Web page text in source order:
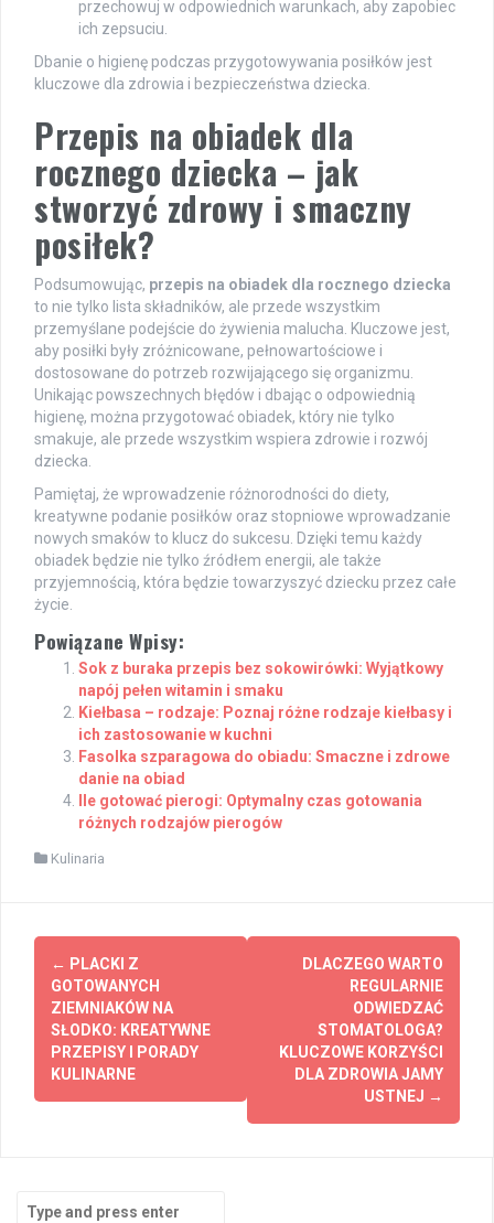
przechowuj w odpowiednich warunkach, aby zapobiec
ich zepsuciu.
Dbanie o higienę podczas przygotowywania posiłków jest
kluczowe dla zdrowia i bezpieczeństwa dziecka.
Przepis na obiadek dla
rocznego dziecka – jak
stworzyć zdrowy i smaczny
posiłek?
Podsumowując, przepis na obiadek dla rocznego dziecka
to nie tylko lista składników, ale przede wszystkim
przemyślane podejście do żywienia malucha. Kluczowe jest,
aby posiłki były zróżnicowane, pełnowartościowe i
dostosowane do potrzeb rozwijającego się organizmu.
Unikając powszechnych błędów i dbając o odpowiednią
higienę, można przygotować obiadek, który nie tylko
smakuje, ale przede wszystkim wspiera zdrowie i rozwój
dziecka.
Pamiętaj, że wprowadzenie różnorodności do diety,
kreatywne podanie posiłków oraz stopniowe wprowadzanie
nowych smaków to klucz do sukcesu. Dzięki temu każdy
obiadek będzie nie tylko źródłem energii, ale także
przyjemnością, która będzie towarzyszyć dziecku przez całe
życie.
Powiązane Wpisy:
Sok z buraka przepis bez sokowirówki: Wyjątkowy
napój pełen witamin i smaku
Kiełbasa – rodzaje: Poznaj różne rodzaje kiełbasy i
ich zastosowanie w kuchni
Fasolka szparagowa do obiadu: Smaczne i zdrowe
danie na obiad
Ile gotować pierogi: Optymalny czas gotowania
różnych rodzajów pierogów
Kulinaria
Post
navigation
← PLACKI Z
GOTOWANYCH
ZIEMNIAKÓW NA
SŁODKO: KREATYWNE
PRZEPISY I PORADY
KULINARNE
DLACZEGO WARTO
REGULARNIE
ODWIEDZAĆ
STOMATOLOGA?
KLUCZOWE KORZYŚCI
DLA ZDROWIA JAMY
USTNEJ →